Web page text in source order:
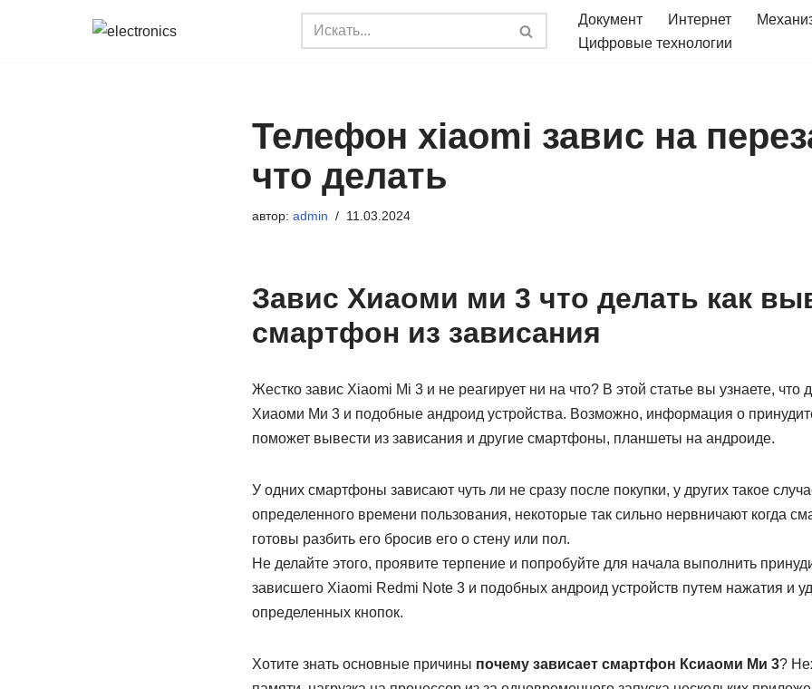
Документ Интернет
Цифровые технологии
Телефон xiaomi завис на
что делать
автор: admin 11.03.2024
Завис Хиаоми ми 3 что делать как
смартфон из зависания
Жестко завис Xiaomi Mi 3 и не реагирует ни на что? В этой статье вы узнаете, что
Хиаоми Ми 3 и подобные андроид устройства. Возможно, информация о
поможет вывести из зависания и другие смартфоны, планшеты на андроиде.
У одних смартфоны зависают чуть ли не сразу после покупки, у других такое
определенного времени пользования, некоторые так сильно нервничают когда
готовы разбить его бросив его о стену или пол.
Не делайте этого, проявите терпение и попробуйте для начала выполнить
зависшего Xiaomi Redmi Note 3 и подобных андроид устройств путем нажатия и
определенных кнопок.
Хотите знать основные причины почему зависает смартфон Ксиаоми Ми 3?